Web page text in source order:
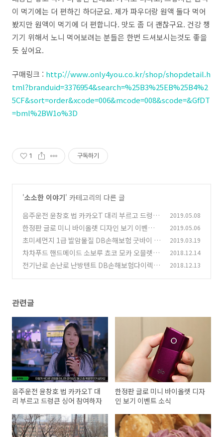
이 먹기에는 더 편하긴 하더군요. 제가 파우더랑 원액 둘다 먹어
봤지만 원액이 먹기에 더 편합니다. 맛도 좀 더 괜찮구요. 건강 챙
기기 위해서 노니 먹어보려는 분들은 한번 드셔보시는것도 좋을
듯 싶어요.
구매링크 : http://www.only4you.co.kr/shop/shopdetail.h
tml?branduid=3376954&search=%25B3%25EB%25B4%2
5CF&sort=order&xcode=006&mcode=008&scode=&GfDT
=bml%2BW1o%3D
1 구독하기
'소소한 이야기' 카테고리의 다른 글
음주운전 윤창호 법 카카오T 대리 부르고 드렁큰
싱어 참여하자
(1)
2019.05.08
한정판 글로 미니 바이올렛 디자인 보기 이벤트
소식
(0)
2019.05.06
초미세먼지 1급 발암물질 DB손해보험 굿바이 미
세먼지 건강보험
(1)
2019.03.19
차차푸드 핸드메이드 소보루 쵸코 모카 오믈렛빵
쿠키도 같이 먹기
(1)
2018.12.14
전기난로 손난로 난방텐트 DB손해보험다이렉트
2018.12.13
관련글
음주운전 윤창호 법 카카오T 대
리 부르고 드렁큰 싱어 참여하자
한정판 글로 미니 바이올렛 디자
인 보기 이벤트 소식